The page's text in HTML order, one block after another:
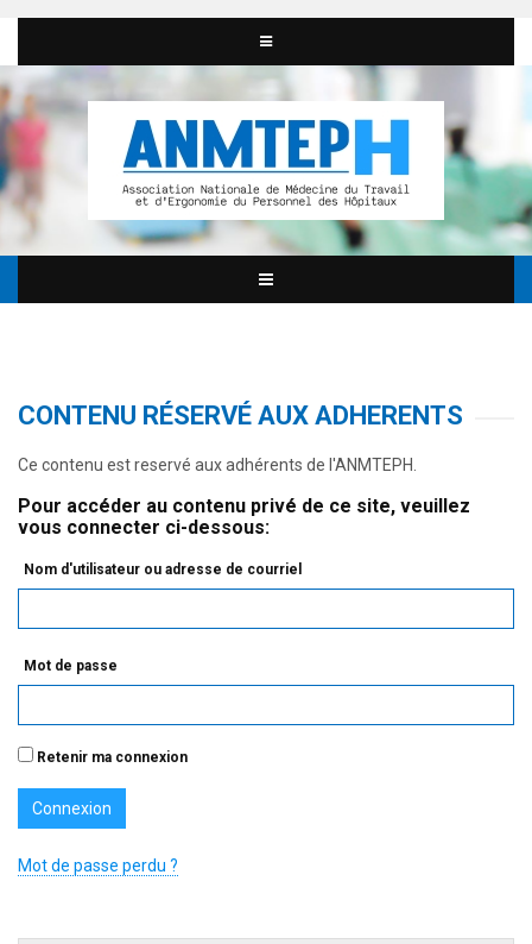
CONTENU RÉSERVÉ AUX ADHERENTS
Ce contenu est reservé aux adhérents de l'ANMTEPH.
Pour accéder au contenu privé de ce site, veuillez
vous connecter ci-dessous:
Nom d'utilisateur ou adresse de courriel
Mot de passe
Retenir ma connexion
Mot de passe perdu ?